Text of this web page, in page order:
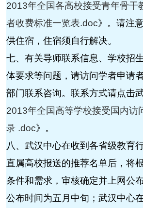
2013年全国各高校接受青年骨干
者收费标准一览表.doc》。请注
供住宿，住宿须自行解决。
七、有关导师联系信息、学校招
体要求等问题，请访问学者申请
部门联系咨询。联系方式请点击
2013年全国高等学校接受国内访
录 .doc》。
八、武汉中心在收到各省级教育
直属高校报送的推荐名单后，将
条件和需求，审核确定并上网公
公布时间为五月中旬；武汉中心